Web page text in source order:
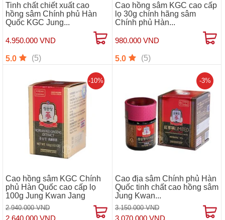
Tinh chất chiết xuất cao
hồng sâm Chính phủ Hàn
Quốc KGC Jung...
4.950.000 VND
5.0 (5)
Cao hồng sâm KGC cao cấp
lọ 30g chính hãng sâm
Chính phủ Hàn...
980.000 VND
5.0 (5)
Cao hồng sâm KGC Chính
phủ Hàn Quốc cao cấp lọ
100g Jung Kwan Jang
2.940.000 VND
-10%
Cao địa sâm Chính phủ Hàn
Quốc tinh chất cao hồng sâm
Jung Kwan...
3.150.000 VND
-3%